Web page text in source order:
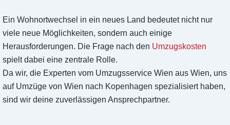
Ein Wohnortwechsel in ein neues Land bedeutet nicht nur
viele neue Möglichkeiten, sondern auch einige
Herausforderungen. Die Frage nach den Umzugskosten
spielt dabei eine zentrale Rolle.
Da wir, die Experten vom Umzugsservice Wien aus Wien, uns
auf Umzüge von Wien nach Kopenhagen spezialisiert haben,
sind wir deine zuverlässigen Ansprechpartner.